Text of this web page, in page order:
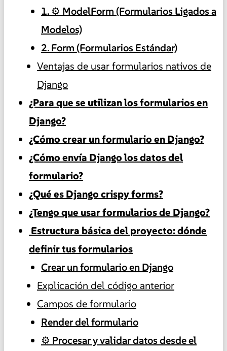
1. ⚙️ ModelForm (Formularios Ligados a
Modelos)
2. Form (Formularios Estándar)
Ventajas de usar formularios nativos de
Django
¿Para que se utilizan los formularios en
Django?
¿Cómo crear un formulario en Django?
¿Cómo envía Django los datos del
formulario?
¿Qué es Django crispy forms?
¿Tengo que usar formularios de Django?
️ Estructura básica del proyecto: dónde
definir tus formularios
Crear un formulario en Django
Explicación del código anterior
Campos de formulario
Render del formulario
⚙️ Procesar y validar datos desde el